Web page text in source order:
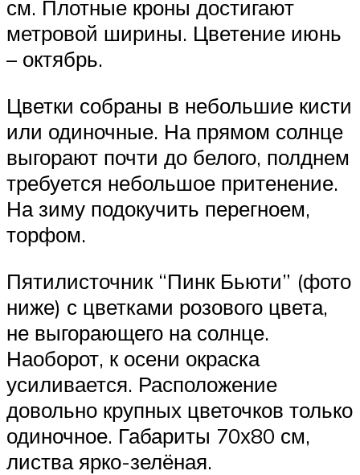
см. Плотные кроны достигают
метровой ширины. Цветение июнь
– октябрь.
Цветки собраны в небольшие кисти
или одиночные. На прямом солнце
выгорают почти до белого, полднем
требуется небольшое притенение.
На зиму подокучить перегноем,
торфом.
Пятилисточник “Пинк Бьюти” (фото
ниже) с цветками розового цвета,
не выгорающего на солнце.
Наоборот, к осени окраска
усиливается. Расположение
довольно крупных цветочков только
одиночное. Габариты 70х80 см,
листва ярко-зелёная.